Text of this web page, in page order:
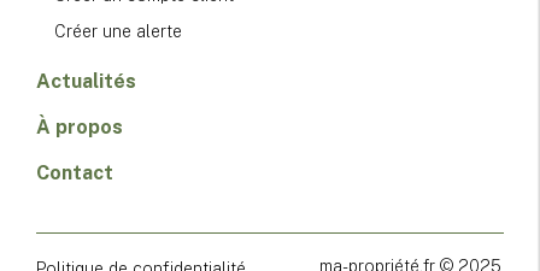
Créer une alerte
Actualités
À propos
Contact
ma-propriété.fr © 2025